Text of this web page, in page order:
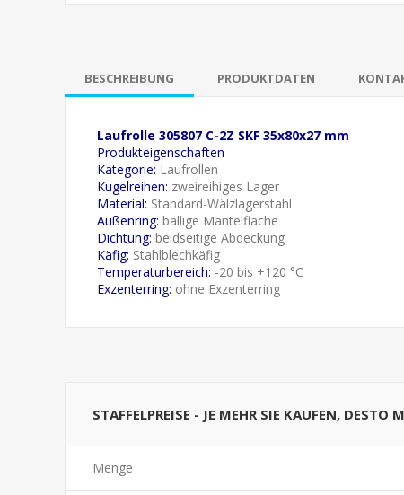
BESCHREIBUNG PRODUKTDATEN
Laufrolle 305807 C-2Z SKF 35x80x27 mm
Produkteigenschaften
Kategorie: Laufrollen
Kugelreihen: zweireihiges Lager
Material: Standard-Wälzlagerstahl
Außenring: ballige Mantelfläche
Dichtung: beidseitige Abdeckung
Käfig: Stahlblechkäfig
Temperaturbereich: -20 bis +120 °C
Exzenterring: ohne Exzenterring
STAFFELPREISE - JE MEHR SIE KAUFEN, DESTO
Menge